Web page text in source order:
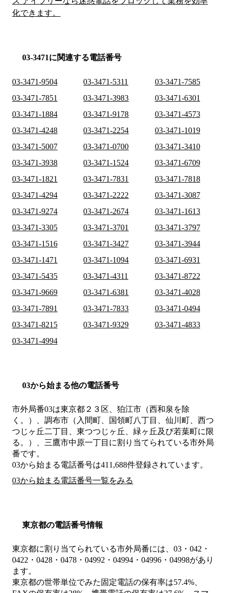
化できます。
03-3471に関連する電話番号
03-3471-9504 03-3471-5311
03-3471-7585
03-3471-7851
03-3471-3983
03-3471-6301
03-3471-1884
03-3471-9178
03-3471-4573
03-3471-4248
03-3471-2254
03-3471-1019
03-3471-5007
03-3471-0700
03-3471-3410
03-3471-3938
03-3471-1524
03-3471-6709
03-3471-1821
03-3471-7831
03-3471-7818
03-3471-4294
03-3471-2222
03-3471-3087
03-3471-9274
03-3471-2674
03-3471-1613
03-3471-3305
03-3471-3701
03-3471-3797
03-3471-1516
03-3471-3427
03-3471-3944
03-3471-1471
03-3471-1094
03-3471-6931
03-3471-5435
03-3471-4311
03-3471-8722
03-3471-9669
03-3471-6381
03-3471-4028
03-3471-7891
03-3471-7833
03-3471-0494
03-3471-8215
03-3471-9329
03-3471-4833
03-3471-4994
03から始まる他の電話番号
市外局番03は東京都２３区、狛江市（西和泉を除
く。）、調布市（入間町、国領町八丁目、仙川町、西つ
つじヶ丘二丁目、東つつじヶ丘、緑ヶ丘及び若葉町に限
る。）、三鷹市中原一丁目 に割り当てられている市外局
番です。
03から始まる電話番号は411,688件登録されています。
03から始まる電話番号一覧をみる
東京都の電話番号情報
東京都に割り当てられている市外局番には、03・042・
0422・0428・0478・04992・04994・04996・04998があり
ます。
東京都の世帯単位でみた固定電話の保有率は57.4%、